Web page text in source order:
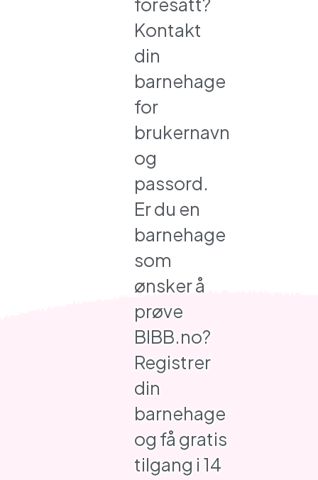
Kontakt
din
barnehage
for
brukernavn
og
passord.
Er du en
barnehage
som
ønsker å
prøve
BIBB.no?
Registrer
din
barnehage
og få gratis
tilgang i 14